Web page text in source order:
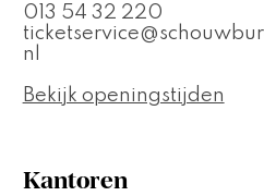
013 54 32 220
nl
Bekijk openingstijden
Kantoren